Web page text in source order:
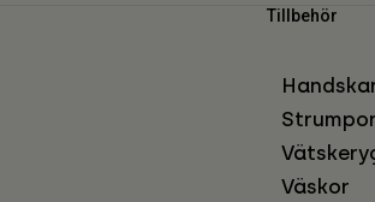
Tillbehör
Strumpor
Väskor